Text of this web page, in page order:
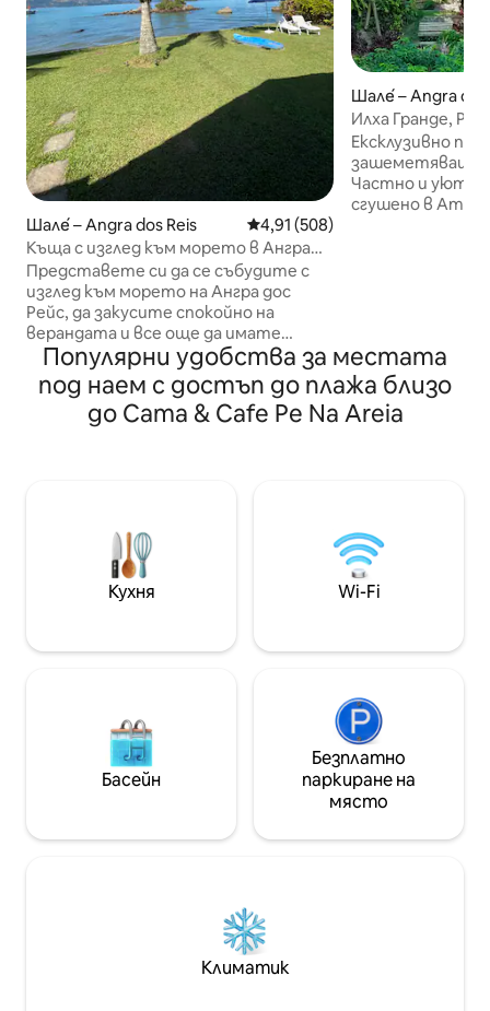
Шале́ – Angra dos Reis Средна оценка: 4,91 от 5,
4,91 (508)
Къща с изглед към морето в Ангра
дос Рейс, с удивителен изглед
Представете си да се събудите с
изглед към морето на Ангра дос
Рейс, да закусите спокойно на
верандата и все още да имате
време да обядвате без бързане,
преди да си тръгнете. В Chalé
Aldebaran предлагаме освобождаване
до 15:00 ч., за да бъде престоят ви
самостоятелен апартамент (1
двойно легло) - 2 покрити
паркоместа - Домакин на място
Шале́ – Angra dos
Илха Гранде,
Ексклузивно
Ексклузивно
зашеметяваща
Частно и уютно
сгушено в
където се
лодка FlexBoat,
Вермелха и
плаване, 90 R$
Популярни удобства за местата
под наем с достъп до плажа близо
до Cama & Cafe Pe Na Areia
Кухня Wi-Fi
Басейн
Безплатно
паркиране на
място
Климатик